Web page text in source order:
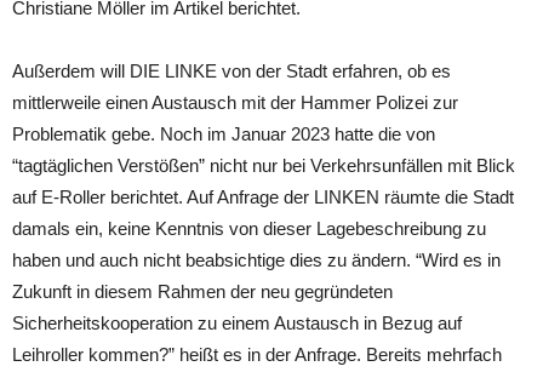
Christiane Möller im Artikel berichtet.
Außerdem will DIE LINKE von der Stadt erfahren, ob es
mittlerweile einen Austausch mit der Hammer Polizei zur
Problematik gebe. Noch im Januar 2023 hatte die von
“tagtäglichen Verstößen” nicht nur bei Verkehrsunfällen mit Blick
auf E-Roller berichtet. Auf Anfrage der LINKEN räumte die Stadt
damals ein, keine Kenntnis von dieser Lagebeschreibung zu
haben und auch nicht beabsichtige dies zu ändern. “Wird es in
Zukunft in diesem Rahmen der neu gegründeten
Sicherheitskooperation zu einem Austausch in Bezug auf
Leihroller kommen?” heißt es in der Anfrage. Bereits mehrfach